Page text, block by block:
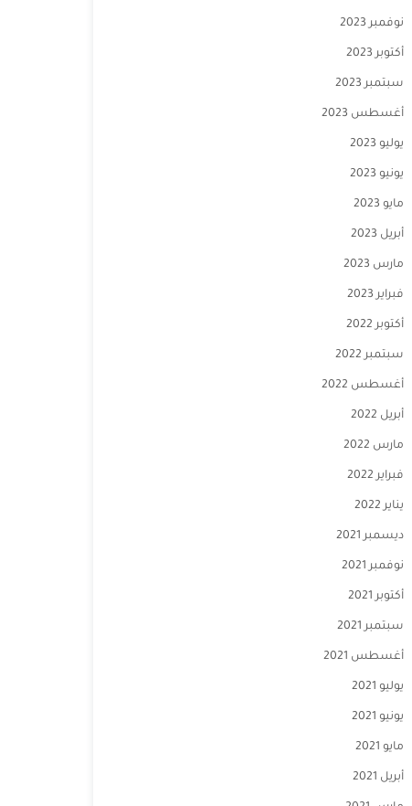
نوفمبر 2023
أكتوبر 2023
سبتمبر 2023
أغسطس 2023
يوليو 2023
يونيو 2023
مايو 2023
أبريل 2023
مارس 2023
فبراير 2023
أكتوبر 2022
سبتمبر 2022
أغسطس 2022
أبريل 2022
مارس 2022
فبراير 2022
يناير 2022
ديسمبر 2021
نوفمبر 2021
أكتوبر 2021
سبتمبر 2021
أغسطس 2021
يوليو 2021
يونيو 2021
مايو 2021
أبريل 2021